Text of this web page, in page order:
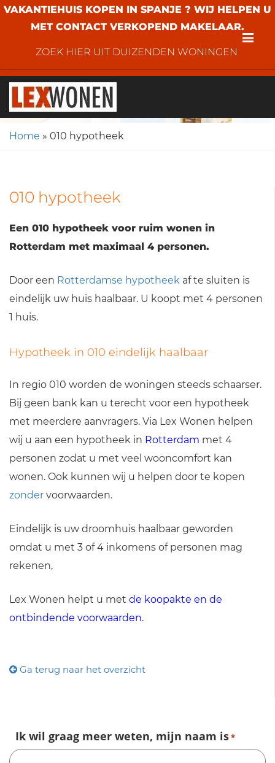
VAKANTIEHUIS KOPEN IN SPANJE ? WIJ HELPEN U
MET CONTACT VERKOPEND MAKELAAR.
ZOEK HIER UIT DUIZENDEN WONINGEN
Home » 010 hypotheek
010 hypotheek
Een 010 hypotheek voor ruim wonen in
Rotterdam met maximaal 4 personen.
Door een Rotterdamse hypotheek af te sluiten is
eindelijk uw huis haalbaar. U koopt met 4 personen
1 huis.
Hypotheek in 010 eindelijk haalbaar
In regio 010 worden de woningen steeds schaarser.
Bij geen bank kan u terecht voor een hypotheek
met meerdere aanvragers. Via Lex Wonen helpen
wij u aan een hypotheek in Rotterdam met 4
personen zodat u met veel wooncomfort kan
wonen. Ook kunnen wij u helpen door te kopen
zonder voorwaarden.
Eindelijk is uw droomhuis haalbaar geworden
omdat u met 3 of 4 inkomens of personen mag
rekenen,
Lex Wonen helpt u met de koopakte en de
ontbindende voorwaarden.
Ga terug naar het overzicht
Ik wil graag meer weten, mijn naam is*